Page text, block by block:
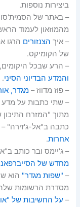
ביצירות נוספות.
– באתר של
מהמוזאון לעמוד
– איך הצנזורים הרגו
של הקומיקס.
– הרע שבכל
והמדע הבדיוני הסיני.
– פוז מדווז –מגדר,
– שתי כתבות על מדע
מתוך "המזרח
כתבה ב"אל-ג'זירה"
אחרות.
– ג'יימס ובר כותב
מחדש של
– "שפות מגדר"
מסדרת הרשומות
– על החשיבות של